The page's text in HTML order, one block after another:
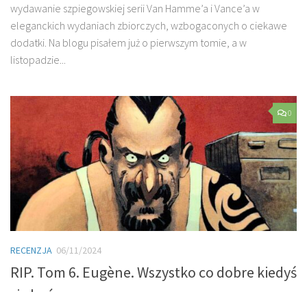
wydawanie szpiegowskiej serii Van Hamme’a i Vance’a w
eleganckich wydaniach zbiorczych, wzbogaconych o ciekawe
dodatki. Na blogu pisałem już o pierwszym tomie, a w
listopadzie...
0
RECENZJA 06/11/2024
RIP. Tom 6. Eugène. Wszystko co dobre kiedyś